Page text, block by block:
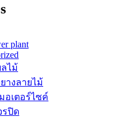
plant
ลไม้
างลายไม้
อเตอร์ไซค์
รปิด